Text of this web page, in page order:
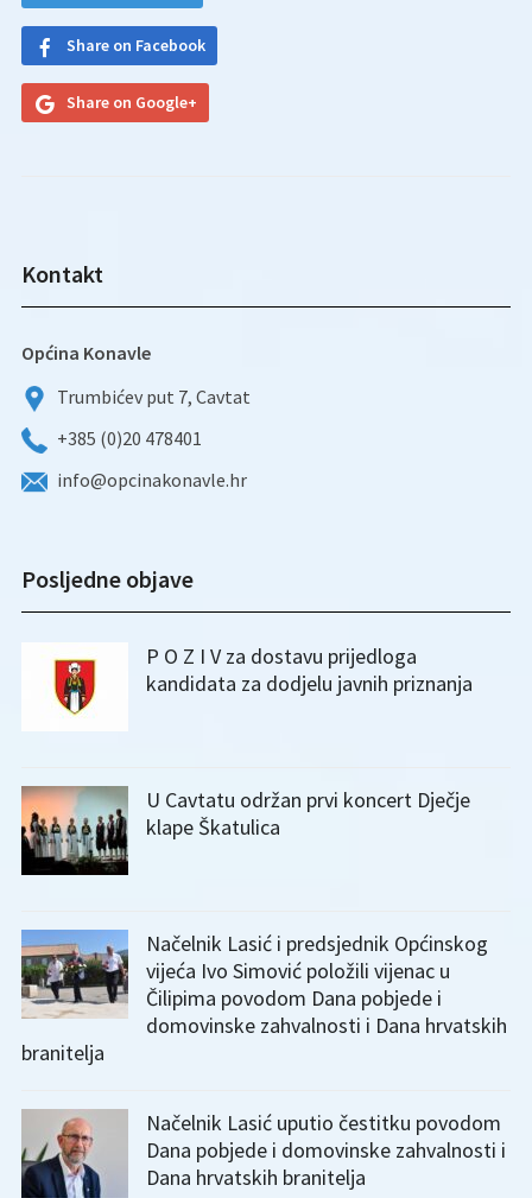
Share on Facebook
Share on Google+
Kontakt
Općina Konavle
Trumbićev put 7, Cavtat
+385 (0)20 478401
info@opcinakonavle.hr
Posljedne objave
P O Z I V za dostavu prijedloga
kandidata za dodjelu javnih priznanja
U Cavtatu održan prvi koncert Dječje
klape Škatulica
Načelnik Lasić i predsjednik Općinskog
vijeća Ivo Simović položili vijenac u
Čilipima povodom Dana pobjede i
domovinske zahvalnosti i Dana hrvatskih
branitelja
Načelnik Lasić uputio čestitku povodom
Dana pobjede i domovinske zahvalnosti i
Dana hrvatskih branitelja